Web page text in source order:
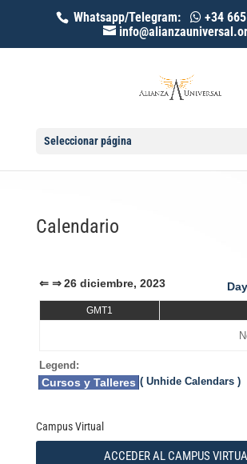
Whatsapp/Telegram:
+34
Seleccionar página
Calendario
⇐ ⇒ 26 diciembre, 2023 Day
GMT1
Legend:
Cursos y Talleres ( Unhide Calendars )
Campus Virtual
ACCEDER AL CAMPUS